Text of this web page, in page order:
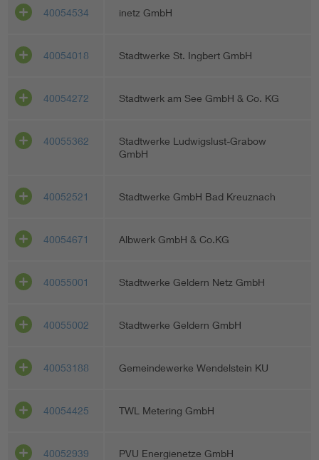
40054534 inetz GmbH
40054018 Stadtwerke St. Ingbert GmbH
40054272 Stadtwerk am See GmbH & Co. KG
40055362
Stadtwerke Ludwigslust-Grabow
GmbH
40052521 Stadtwerke GmbH Bad Kreuznach
40054671 Albwerk GmbH & Co.KG
40055001 Stadtwerke Geldern Netz GmbH
40055002 Stadtwerke Geldern GmbH
40053188 Gemeindewerke Wendelstein KU
40054425 TWL Metering GmbH
40052939 PVU Energienetze GmbH